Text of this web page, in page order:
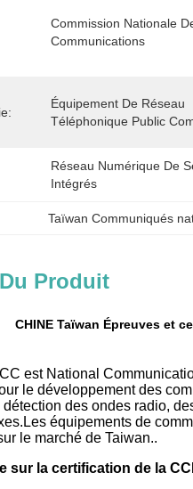
Commission Nationale
Communications
Équipement De Réseau
Téléphonique Public
Réseau Numérique De
Intégrés
Taïwan Communiqués
Produit
CHINE Taïwan Épreuves et
est National
le développement des
des ondes radio,
équipements de
le marché de Taiwan..
sur la certification de la